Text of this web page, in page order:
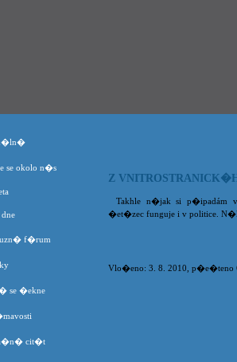
Z
Takhle n�jak si p�ipadám
�et�zec funguje i v politice.
Vlo�eno: 3. 8. 2010, p�e�teno
se okolo n�s
f�rum
se �ekne
cit�t